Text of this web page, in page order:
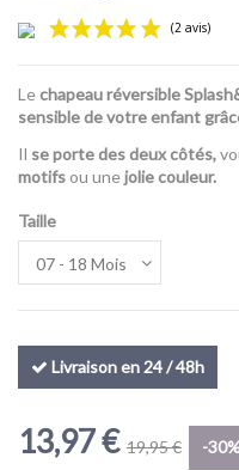
Le chapeau réversible
sensible de votre enfant
Il se porte des deux côtés,
motifsou unejolie couleur.
Taille
Livraison en 24 / 48h
13,97 € 19,95 € -